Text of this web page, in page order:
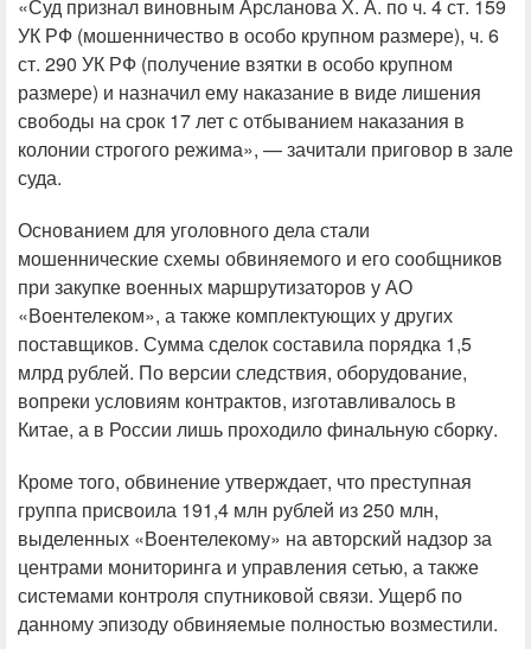
«Суд признал виновным Арсланова Х. А. по ч. 4 ст. 159
УК РФ (мошенничество в особо крупном размере), ч. 6
ст. 290 УК РФ (получение взятки в особо крупном
размере) и назначил ему наказание в виде лишения
свободы на срок 17 лет с отбыванием наказания в
колонии строгого режима», — зачитали приговор в зале
суда.
Основанием для уголовного дела стали
мошеннические схемы обвиняемого и его сообщников
при закупке военных маршрутизаторов у АО
«Воентелеком», а также комплектующих у других
поставщиков. Сумма сделок составила порядка 1,5
млрд рублей. По версии следствия, оборудование,
вопреки условиям контрактов, изготавливалось в
Китае, а в России лишь проходило финальную сборку.
Кроме того, обвинение утверждает, что преступная
группа присвоила 191,4 млн рублей из 250 млн,
выделенных «Воентелекому» на авторский надзор за
центрами мониторинга и управления сетью, а также
системами контроля спутниковой связи. Ущерб по
данному эпизоду обвиняемые полностью возместили.